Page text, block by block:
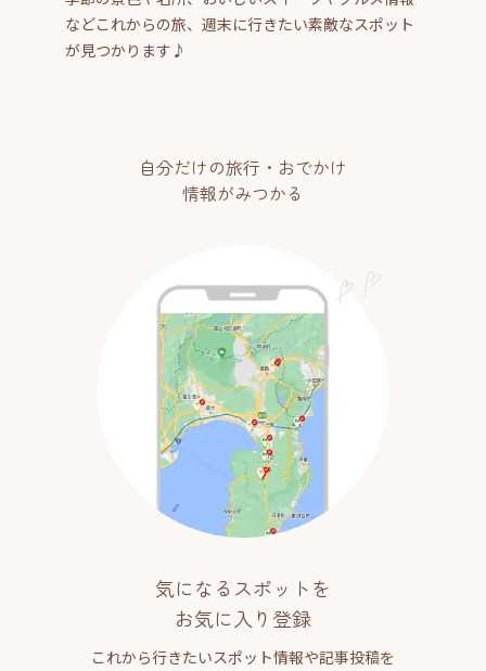
などこれからの旅、週末に行きたい素敵なスポット
が見つかります♪
自分だけの旅行・おでかけ
情報がみつかる
気になるスポットを
お気に入り登録
これから行きたいスポット情報や記事投稿を